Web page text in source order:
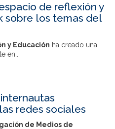
de reflexión y
sobre los temas del
y Educación ha creado una
en...
redes sociales
de Medios de